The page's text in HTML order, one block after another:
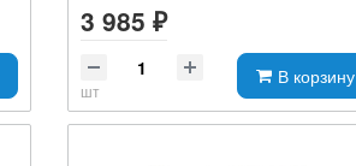
3 985 ₽
шт
В корзину